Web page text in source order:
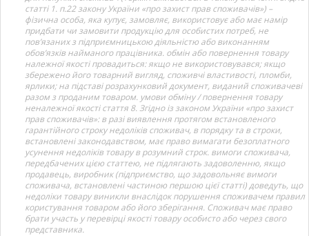
статті 1. п.22 закону України «про захист прав споживачів») –
фізична особа, яка купує, замовляє, використовує або має намір
придбати чи замовити продукцію для особистих потреб, не
пов’язаних з підприємницькою діяльністю або виконанням
обов’язків найманого працівника. обмін або повернення товару
належної якості провадиться: якщо не використовувався; якщо
збережено його товарний вигляд, споживчі властивості, пломби,
ярлики; на підставі розрахунковий документ, виданий споживачеві
разом з проданим товаром. умови обміну / повернення товару
неналежної якості стаття 8. Згідно із законом України «про захист
прав споживачів»: в разі виявлення протягом встановленого
гарантійного строку недоліків споживач, в порядку та в строки,
встановлені законодавством, має право вимагати безоплатного
усунення недоліків товару в розумний строк. вимоги споживача,
передбачених цією статтею, не підлягають задоволенню, якщо
продавець, виробник (підприємство, що задовольняє вимоги
споживача, встановлені частиною першою цієї статті) доведуть, що
недоліки товару виникли внаслідок порушення споживачем правил
користування товаром або його зберігання. Споживач має право
брати участь у перевірці якості товару особисто або через свого
представника.